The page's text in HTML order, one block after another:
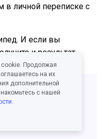
в личной переписке с
И если вы
и результат.
не принял
ошибок и 10
cookie. Продолжая
на их
дополнительной
с нашей
.